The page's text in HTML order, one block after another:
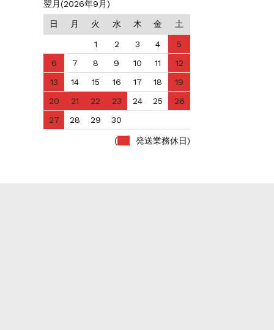
翌月(2026年9月)
日 月 火 水 木 金 土
1 2 3 4
5
6
7 8 9 10 11
12
13
14 15 16 17 18
19
20
21 22 23 24 25
26
27
28 29 30
( 発送業務休日)